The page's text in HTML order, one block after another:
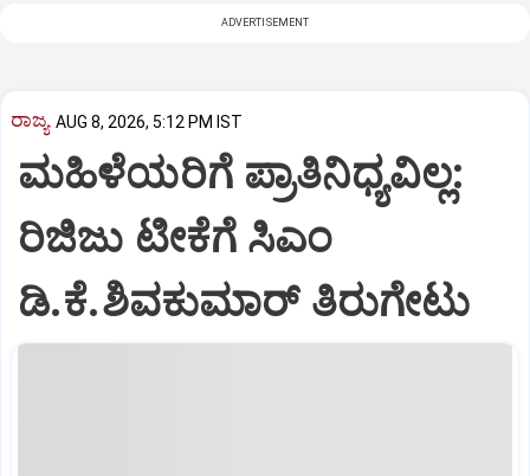
ADVERTISEMENT
ರಾಜ್ಯ AUG 8, 2026, 5:12 PM IST
ಮಹಿಳೆಯರಿಗೆ ಪ್ರಾತಿನಿಧ್ಯವಿಲ್ಲ:
ರಿಜಿಜು ಟೀಕೆಗೆ ಸಿಎಂ
ಡಿ.ಕೆ.ಶಿವಕುಮಾರ್ ತಿರುಗೇಟು